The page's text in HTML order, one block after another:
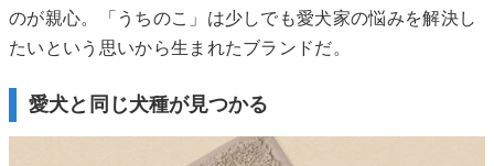
のが親心。「うちのこ」は少しでも愛犬家の悩みを解決し
たいという思いから生まれたブランドだ。
愛犬と同じ犬種が見つかる